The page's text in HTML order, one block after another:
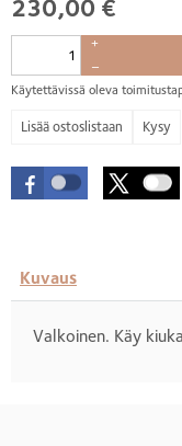
230,00 €
+
–
Käytettävissä oleva
Kysy
Kuvaus
Valkoinen. Käy